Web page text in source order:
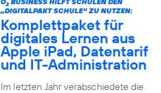
2
„DIGITALPAKT SCHULE“ ZU NUTZEN:
Komplettpaket für
digitales Lernen aus
Apple iPad, Datentarif
und IT-Administration
Im letzten Jahr verabschiedete die